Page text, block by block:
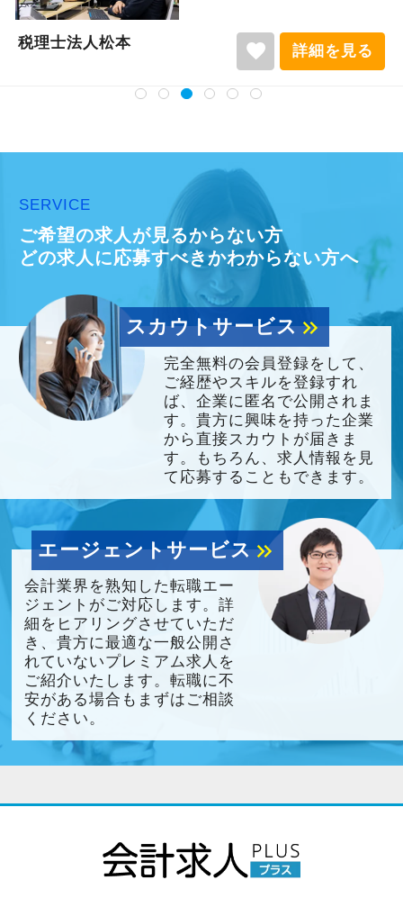
税理士法人松本 favorite 詳細を見る
SERVICE
ご希望の求人が見るからない方
どの求人に応募すべきかわからない方へ
スカウトサービスkeyboard_double_arrow_right
完全無料の会員登録をして、
ご経歴やスキルを登録すれ
ば、企業に匿名で公開されま
す。貴方に興味を持った企業
から直接スカウトが届きま
す。もちろん、求人情報を見
て応募することもできます。
エージェントサービスkeyboard_double_arrow_right
会計業界を熟知した転職エー
ジェントがご対応します。詳
細をヒアリングさせていただ
き、貴方に最適な一般公開さ
れていないプレミアム求人を
ご紹介いたします。転職に不
安がある場合もまずはご相談
ください。